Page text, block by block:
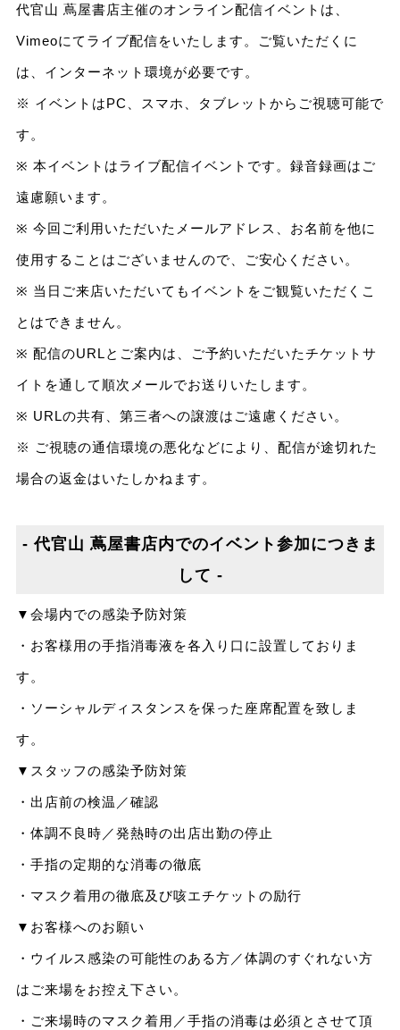
代官山 蔦屋書店主催のオンライン配信イベントは、
Vimeoにてライブ配信をいたします。ご覧いただくに
は、インターネット環境が必要です。
※ イベントはPC、スマホ、タブレットからご視聴可能で
す。
※ 本イベントはライブ配信イベントです。録音録画はご
遠慮願います。
※ 今回ご利用いただいたメールアドレス、お名前を他に
使用することはございませんので、ご安心ください。
※ 当日ご来店いただいてもイベントをご観覧いただくこ
とはできません。
※ 配信のURLとご案内は、ご予約いただいたチケットサ
イトを通して順次メールでお送りいたします。
※ URLの共有、第三者への譲渡はご遠慮ください。
※ ご視聴の通信環境の悪化などにより、配信が途切れた
場合の返金はいたしかねます。
- 代官山 蔦屋書店内でのイベント参加につきま
して -
▼会場内での感染予防対策
・お客様用の手指消毒液を各入り口に設置しておりま
す。
・ソーシャルディスタンスを保った座席配置を致しま
す。
▼スタッフの感染予防対策
・出店前の検温／確認
・体調不良時／発熱時の出店出勤の停止
・手指の定期的な消毒の徹底
・マスク着用の徹底及び咳エチケットの励行
▼お客様へのお願い
・ウイルス感染の可能性のある方／体調のすぐれない方
はご来場をお控え下さい。
・ご来場時のマスク着用／手指の消毒は必須とさせて頂